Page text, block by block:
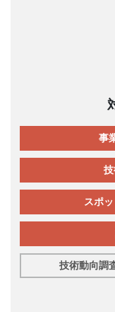
事
スポ
技術動向調